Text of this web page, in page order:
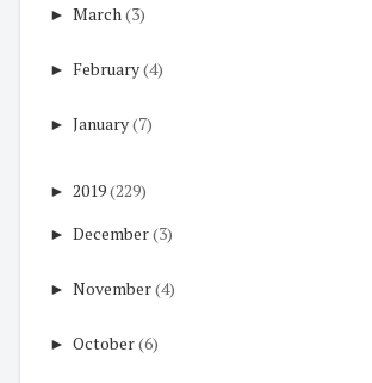
► March (3)
► February(4)
► January(7)
► 2019(229)
► December(3)
► November(4)
► October(6)